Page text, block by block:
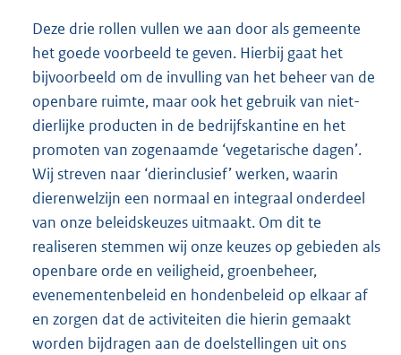
Deze drie rollen vullen we aan door als gemeente
het goede voorbeeld te geven. Hierbij gaat het
bijvoorbeeld om de invulling van het beheer van de
openbare ruimte, maar ook het gebruik van niet-
dierlijke producten in de bedrijfskantine en het
promoten van zogenaamde ‘vegetarische dagen’.
Wij streven naar ‘dierinclusief’ werken, waarin
dierenwelzijn een normaal en integraal onderdeel
van onze beleidskeuzes uitmaakt. Om dit te
realiseren stemmen wij onze keuzes op gebieden als
openbare orde en veiligheid, groenbeheer,
evenementenbeleid en hondenbeleid op elkaar af
en zorgen dat de activiteiten die hierin gemaakt
worden bijdragen aan de doelstellingen uit ons